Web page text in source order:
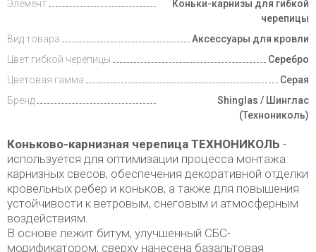
Доставка
Элемент
Коньки-карнизы для гибкой
черепицы
Вид товара
Аксессуары для кровли
Цвет гибкой черепицы
Серебро
Цветовая гамма
Серая
Бренд
Shinglas / Шинглас
(Технониколь)
Коньково-карнизная черепица ТЕХНОНИКОЛЬ -
используется для оптимизации процесса монтажа
карнизных свесов, обеспечения декоративной отделки
кровельных ребер и коньков, а также для повышения
устойчивости к ветровым, снеговым и атмосферным
воздействиям.
В основе лежит битум, улучшенный СБС-
модификатором; сверху нанесена базальтовая